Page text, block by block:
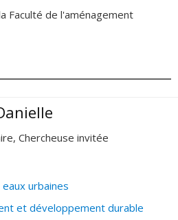
Faculté de l'aménagement
Chercheuse invitée
urbaines
et développement durable